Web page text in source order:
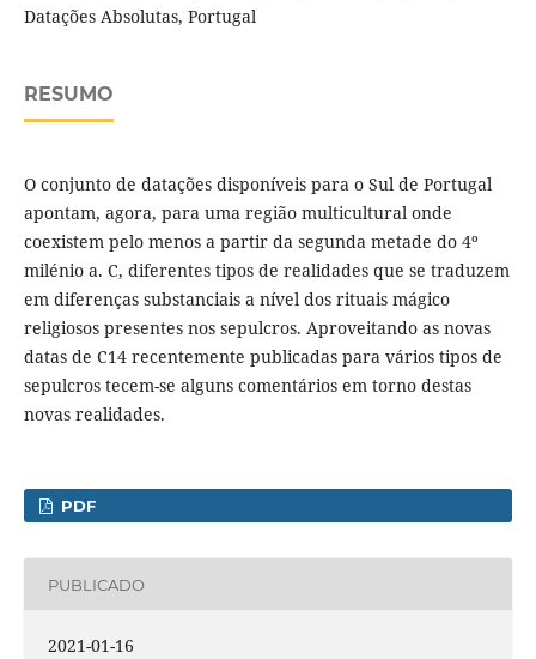
Datações Absolutas, Portugal
RESUMO
O conjunto de datações disponíveis para o Sul de Portugal
apontam, agora, para uma região multicultural onde
coexistem pelo menos a partir da segunda metade do 4º
milénio a. C, diferentes tipos de realidades que se traduzem
em diferenças substanciais a nível dos rituais mágico
religiosos presentes nos sepulcros. Aproveitando as novas
datas de C14 recentemente publicadas para vários tipos de
sepulcros tecem-se alguns comentários em torno destas
novas realidades.
PDF
PUBLICADO
2021-01-16